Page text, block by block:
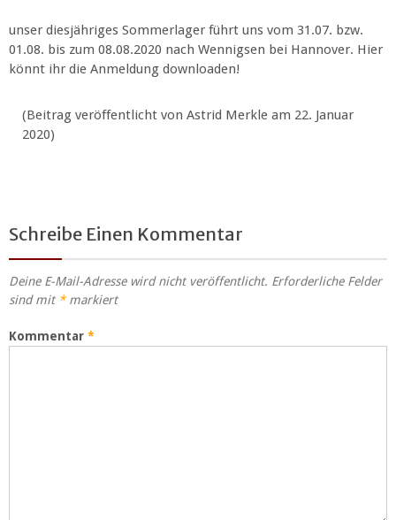
unser diesjähriges Sommerlager führt uns vom 31.07. bzw.
01.08. bis zum 08.08.2020 nach Wennigsen bei Hannover. Hier
könnt ihr die Anmeldung downloaden!
(Beitrag veröffentlicht von Astrid Merkle am 22. Januar
2020)
Schreibe Einen Kommentar
Deine E-Mail-Adresse wird nicht veröffentlicht. Erforderliche Felder
sind mit *markiert
Kommentar *